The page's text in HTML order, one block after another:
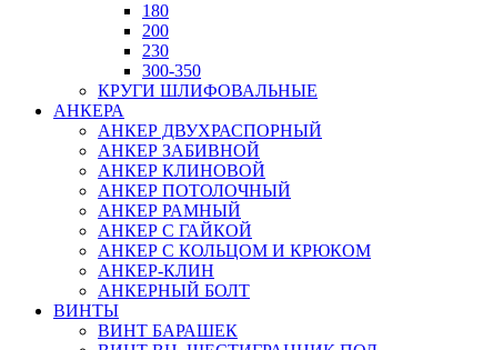
180
200
230
300-350
КРУГИ ШЛИФОВАЛЬНЫЕ
АНКЕРА
АНКЕР ДВУХРАСПОРНЫЙ
АНКЕР ЗАБИВНОЙ
АНКЕР КЛИНОВОЙ
АНКЕР ПОТОЛОЧНЫЙ
АНКЕР РАМНЫЙ
АНКЕР С ГАЙКОЙ
АНКЕР С КОЛЬЦОМ И КРЮКОМ
АНКЕР-КЛИН
АНКЕРНЫЙ БОЛТ
ВИНТЫ
ВИНТ БАРАШЕК